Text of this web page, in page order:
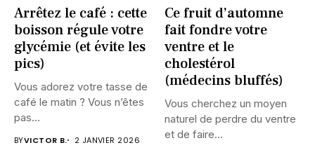
Arrêtez le café : cette
boisson régule votre
glycémie (et évite les
pics)
Vous adorez votre tasse de
café le matin ? Vous n’êtes
pas...
BYVICTOR B. 2 JANVIER 2026
Ce fruit d’automne
fait fondre votre
ventre et le
cholestérol
(médecins bluffés)
Vous cherchez un moyen
naturel de perdre du ventre
et de faire...